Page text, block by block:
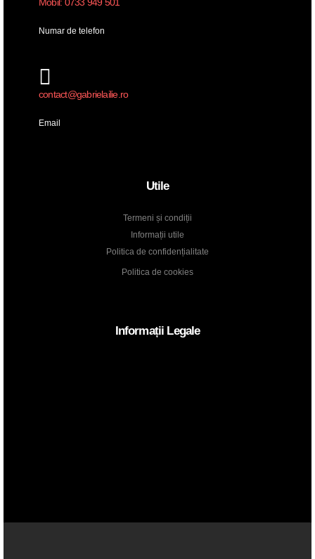
Numar de telefon
contact@gabrielailie.ro
Email
Utile
Termeni și condiții
Informații utile
Politica de confidențialitate
Politica de cookies
Informații Legale